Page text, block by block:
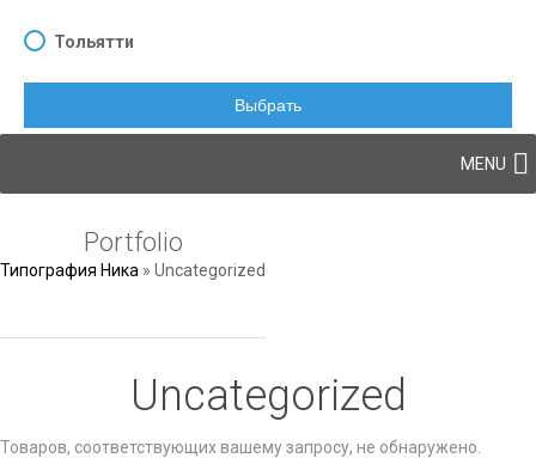
Тольятти
Выбрать
MENU
Portfolio
Типография Ника » Uncategorized
Uncategorized
Товаров, соответствующих вашему запросу, не обнаружено.